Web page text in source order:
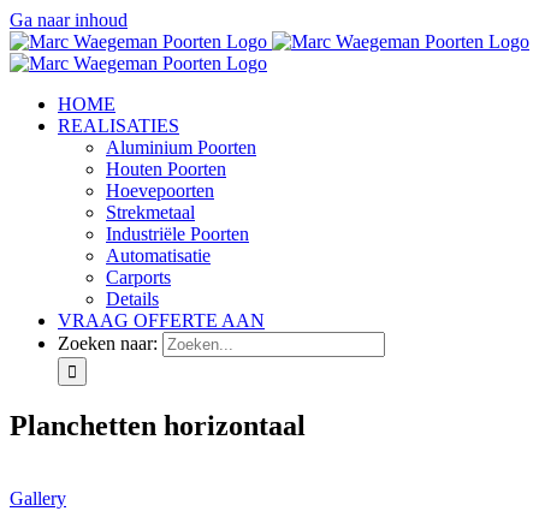
Ga naar inhoud
HOME
REALISATIES
Aluminium Poorten
Houten Poorten
Hoevepoorten
Strekmetaal
Industriële Poorten
Automatisatie
Carports
Details
VRAAG OFFERTE AAN
Zoeken naar:
Planchetten horizontaal
Gallery